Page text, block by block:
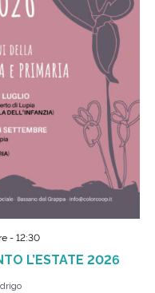
L’ESTATE 2026
- 12:30